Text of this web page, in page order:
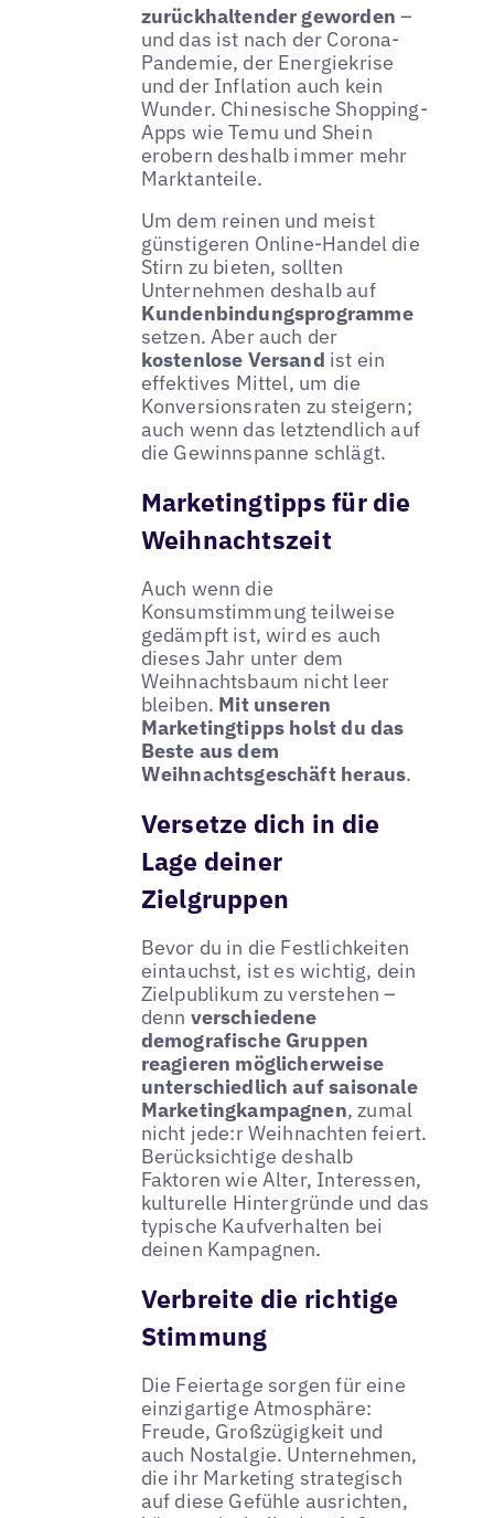
zurückhaltender geworden–
und das ist nach der Corona-
Pandemie, der Energiekrise
und der Inflation auch kein
Wunder. Chinesische Shopping-
Apps wie Temu und Shein
erobern deshalb immer mehr
Marktanteile.
Um dem reinen und meist
günstigeren Online-Handel die
Stirn zu bieten, sollten
Unternehmen deshalb auf
Kundenbindungsprogramme
setzen. Aber auch der
kostenlose Versand ist ein
effektives Mittel, um die
Konversionsraten zu steigern;
auch wenn das letztendlich auf
die Gewinnspanne schlägt.
Marketingtipps für die
Weihnachtszeit
Auch wenn die
Konsumstimmung teilweise
gedämpft ist, wird es auch
dieses Jahr unter dem
Weihnachtsbaum nicht leer
bleiben. Mit unseren
Marketingtipps holst du das
Beste aus dem
Weihnachtsgeschäft heraus.
Versetze dich in die
Lage deiner
Zielgruppen
Bevor du in die Festlichkeiten
eintauchst, ist es wichtig, dein
Zielpublikum zu verstehen –
denn verschiedene
demografische Gruppen
reagieren möglicherweise
unterschiedlich auf saisonale
Marketingkampagnen, zumal
nicht jede:r Weihnachten feiert.
Berücksichtige deshalb
Faktoren wie Alter, Interessen,
kulturelle Hintergründe und das
typische Kaufverhalten bei
deinen Kampagnen.
Verbreite die richtige
Stimmung
Die Feiertage sorgen für eine
einzigartige Atmosphäre:
Freude, Großzügigkeit und
auch Nostalgie. Unternehmen,
die ihr Marketing strategisch
auf diese Gefühle ausrichten,